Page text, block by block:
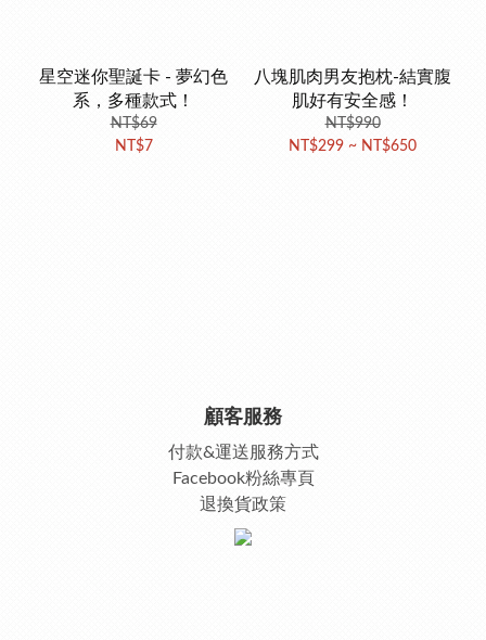
星空迷你聖誕卡 - 夢幻色
系，多種款式！
NT$69
NT$7
八塊肌肉男友抱枕-結實腹
肌好有安全感！
NT$990
NT$299 ~ NT$650
顧客服務
付款&運送服務方式
Facebook粉絲專頁
退換貨政策